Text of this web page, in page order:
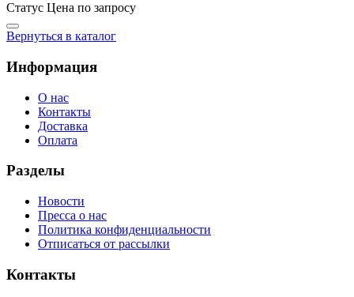
Статус Цена по запросу
Вернуться в каталог
Информация
О нас
Контакты
Доставка
Оплата
Разделы
Новости
Пресса о нас
Политика конфиденциальности
Отписаться от рассылки
Контакты